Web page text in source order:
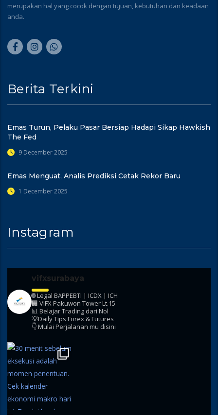
merupakan hal yang cocok dengan tujuan, kebutuhan dan keadaan
anda.
Berita Terkini
Emas Turun, Pelaku Pasar Bersiap Hadapi Sikap Hawkish
The Fed
9 December 2025
Emas Menguat, Analis Prediksi Cetak Rekor Baru
1 December 2025
Instagram
vifxsurabaya
🌐 Legal BAPPEBTI | ICDX | ICH
🏢 VIFX Pakuwon Tower Lt.15
📊 Belajar Trading dari Nol
💡Daily Tips Forex & Futures
👇 Mulai Perjalanan mu disini